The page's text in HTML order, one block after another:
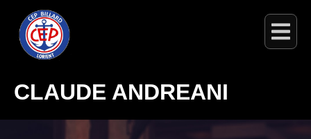
CLAUDE ANDREANI